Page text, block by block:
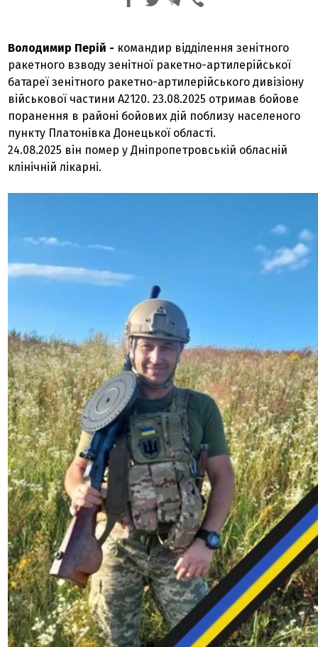
Володимир Перій - командир відділення зенітного
ракетного взводу зенітної ракетно-артилерійської
батареї зенітного ракетно-артилерійського дивізіону
військової частини А2120. 23.08.2025 отримав бойове
поранення в районі бойових дій поблизу населеного
пункту Платонівка Донецької області.
24.08.2025 він помер у Дніпропетровській обласній
клінічній лікарні.